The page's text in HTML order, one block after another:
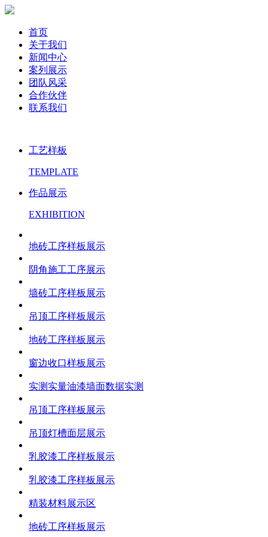
首页
关于我们
新闻中心
案列展示
团队风采
合作伙伴
联系我们
工艺样板
TEMPLATE
作品展示
EXHIBITION
地砖工序样板展示
阴角施工工序展示
墙砖工序样板展示
吊顶工序样板展示
地砖工序样板展示
窗边收口样板展示
实测实量油漆墙面数据实测
吊顶工序样板展示
吊顶灯槽面层展示
乳胶漆工序样板展示
乳胶漆工序样板展示
精装材料展示区
地砖工序样板展示